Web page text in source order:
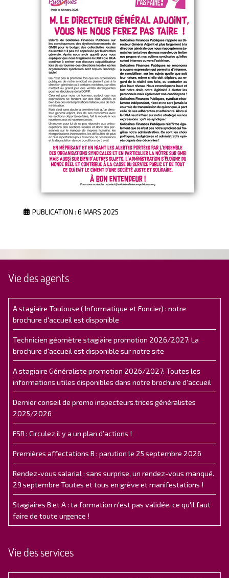
PUBLICATION : 6 MARS 2025
Vie des agents
A stagiaire Toulouse ( Informatique et Foncier) : notre
brochure d'accueil est disponible
Technicien géomètre stagiaire promotion 2026/2027: La
brochure d'accueil est disponible sur notre site
A stagiaire Généraliste promotion 2026/2027: Toutes les
informations utiles disponibles dans notre brochure d'accueil
Dernier conseil de promo inspecteurs.trices généralistes
2025/2026
FSR : Circulez il y a un plan d’actions !
Premières affectations B : parution le 25 septembre 2026
Rendez-vous salarial : sans surprise, un rendez-vous manqué.
29 septembre Toutes et tous en grève et manifestations !
Stagiaires B et A : ta formation n'est pas validée, ce qu'il faut
faire de toute urgence !
Vie des services